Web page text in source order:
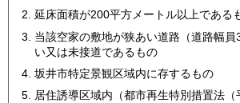
延床面積が200平方メートル以上である
当該空家の敷地が狭あい道路（道路幅
い又は未接道であるもの
坂井市特定景観区域内に存するもの
居住誘導区域内（都市再生特別措置法